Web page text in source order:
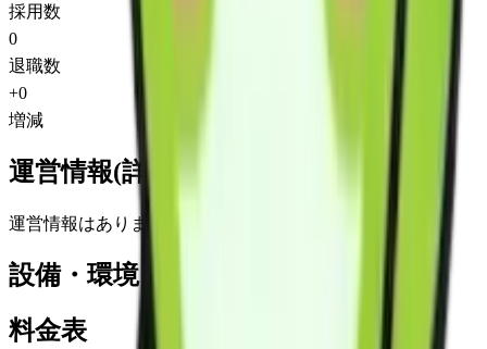
採用数
0
退職数
+0
増減
運営情報(詳細)
運営情報はありません
設備・環境
料金表